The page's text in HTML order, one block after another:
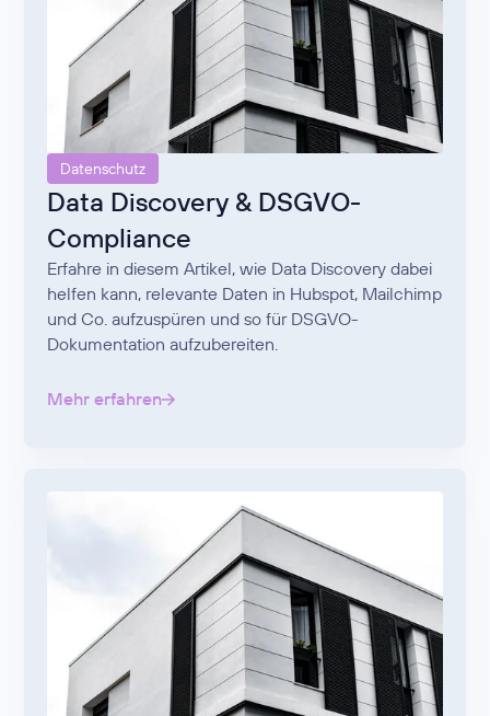
Datenschutz
Data Discovery & DSGVO-
Compliance
Erfahre in diesem Artikel, wie Data Discovery dabei
helfen kann, relevante Daten in Hubspot, Mailchimp
und Co. aufzuspüren und so für DSGVO-
Dokumentation aufzubereiten.
Mehr erfahren